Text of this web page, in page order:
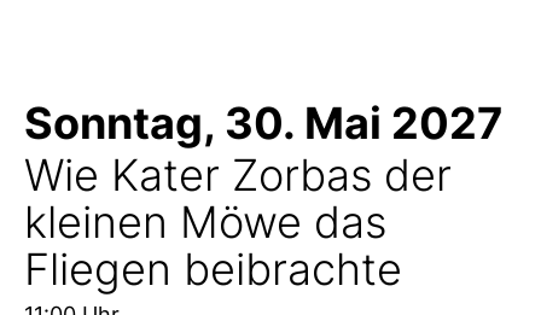
Sonntag, 30. Mai 2027
Wie Kater Zorbas der
kleinen Möwe das
Fliegen beibrachte